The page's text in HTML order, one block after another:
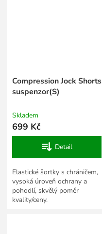
Compression Jock Shorts
suspenzor(S)
Skladem
699 Kč
Detail
Elastické šortky s chráničem,
vysoká úroveň ochrany a
pohodlí, skvělý poměr
kvality/ceny.